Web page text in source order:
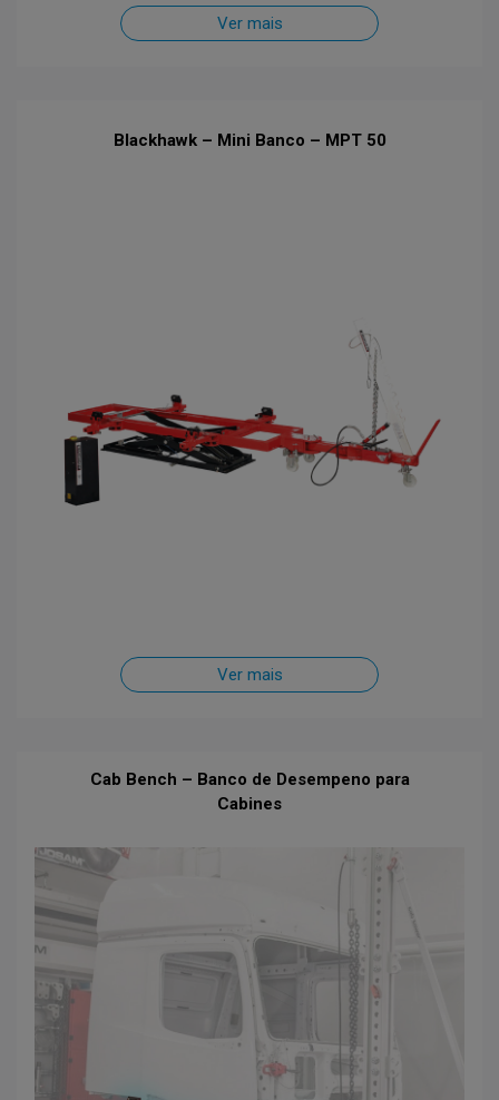
Ver mais
Blackhawk – Mini Banco – MPT 50
Ver mais
Cab Bench – Banco de Desempeno para
Cabines